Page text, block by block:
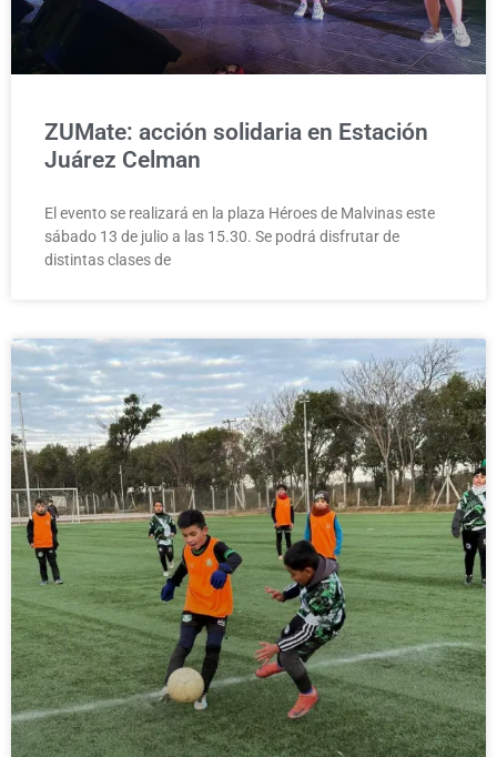
ZUMate: acción solidaria en Estación
Juárez Celman
El evento se realizará en la plaza Héroes de Malvinas este
sábado 13 de julio a las 15.30. Se podrá disfrutar de
distintas clases de